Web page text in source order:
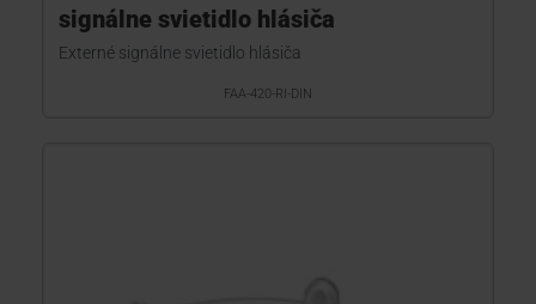
signálne svietidlo hlásiča
Externé signálne svietidlo hlásiča
FAA-420-RI-DIN